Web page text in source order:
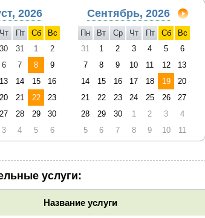
2026
Чт Пт Сб
Вс
30 31 1
2
6 7 8
9
13 14 15
16
20 21 22
23
27 28 29
30
3 4 5 6
Сентябрь, 2026
Пн Вт Ср Чт Пт Сб
Вс
31
1 2 3 4 5
6
7
8 9 10 11 12
13
14
15 16 17 18 19
20
21
22 23 24 25 26
27
28
29 30 1 2 3
4
5
6 7 8 9 10 11
услуги:
Название услуги